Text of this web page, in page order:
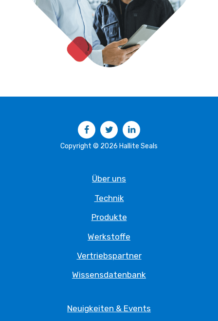
FacebookTwitter
Copyright © 2026 Hallite Seals
Über uns
Technik
Produkte
Werkstoffe
Vertriebspartner
Wissensdatenbank
Neuigkeiten & Events